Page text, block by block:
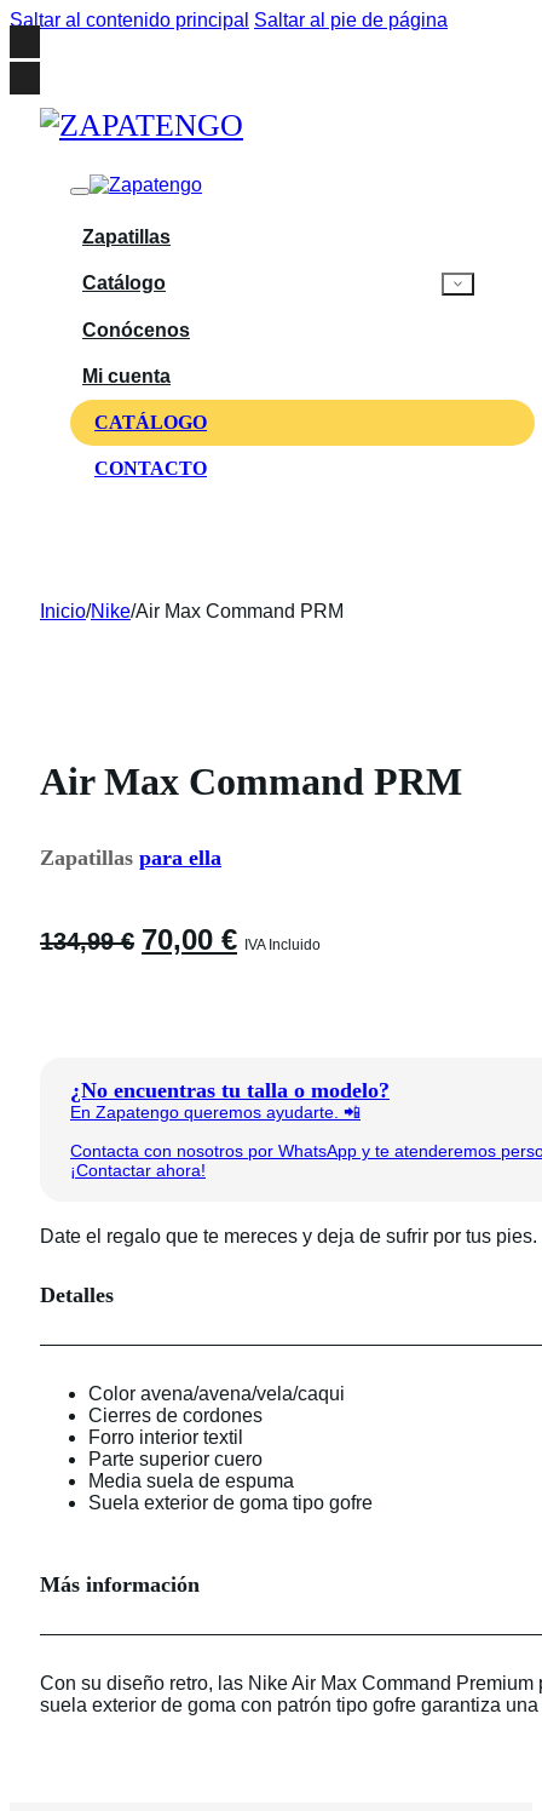
Saltar al contenido principal Saltar al pie de página
Zapatillas
Catálogo
Conócenos
Mi cuenta
CATÁLOGO
CONTACTO
Inicio/Nike/Air Max Command PRM
Air Max Command PRM
Zapatillas para ella
134,99€ El
precio
70,00 €El
precio
IVA Incluido
¿No encuentras tu talla o modelo?
En Zapatengo queremos ayudarte. 📲
Contacta con nosotros por WhatsApp y te atenderemos
¡Contactar ahora!
Date el regalo que te mereces y deja de sufrir por tus
Detalles
Color avena/avena/vela/caqui
Cierres de cordones
Forro interior textil
Parte superior cuero
Media suela de espuma
Suela exterior de goma tipo gofre
Más información
Con su diseño retro, las Nike Air Max Command
suela exterior de goma con patrón tipo gofre garantiza